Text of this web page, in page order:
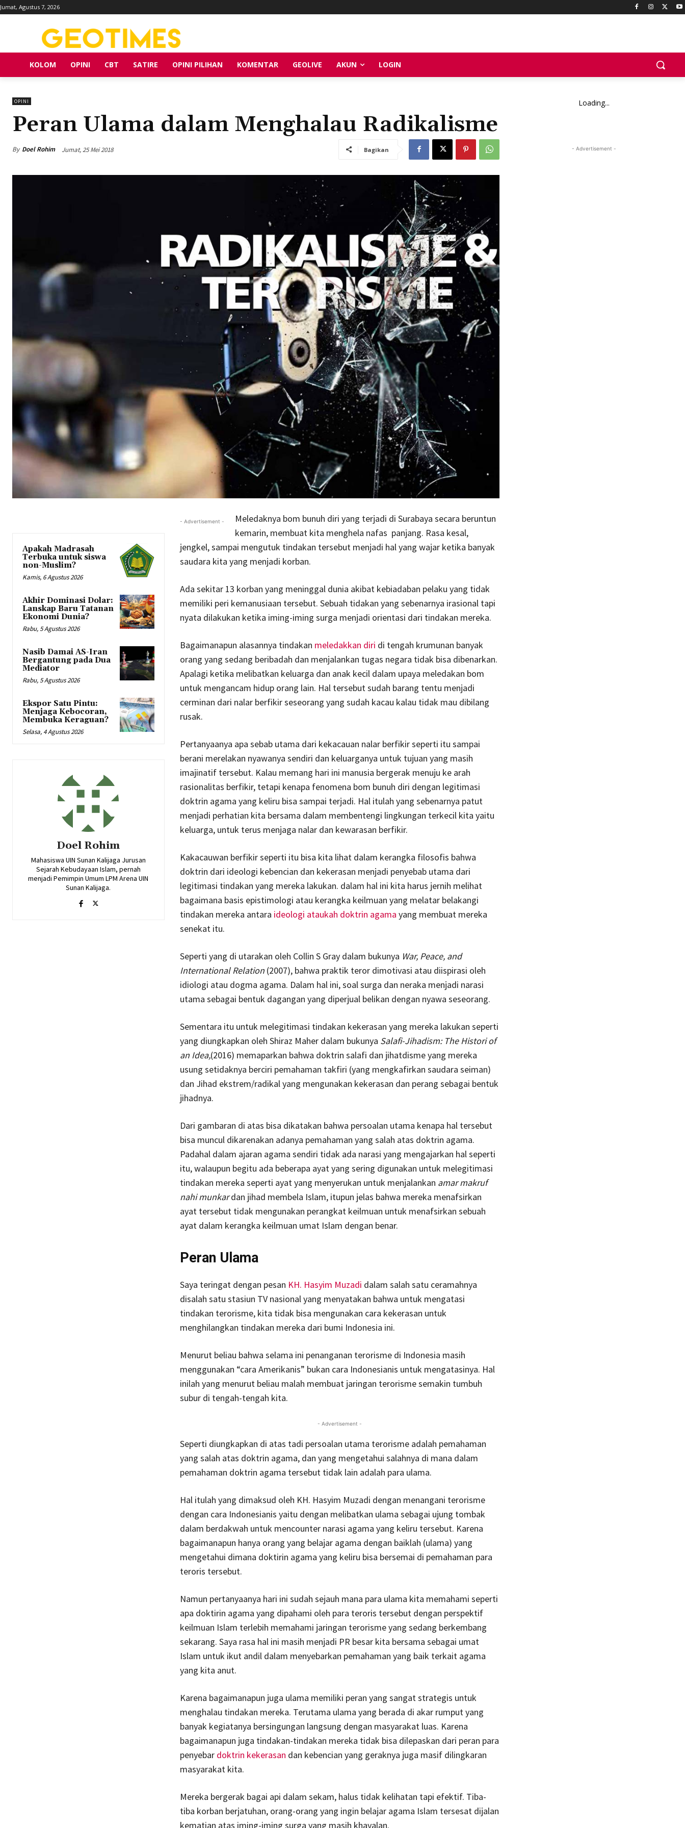
Jumat, Agustus 7, 2026
KOLOM OPINI CBT SATIRE OPINI PILIHAN KOMENTAR GEOLIVE AKUN LOGIN
OPINI
Peran Ulama dalam Menghalau Radikalisme
By Doel Rohim Jumat, 25 Mei 2018 Bagikan
Apakah Madrasah
Terbuka untuk siswa
non-Muslim?
Kamis, 6 Agustus 2026
Akhir Dominasi Dolar:
Lanskap Baru Tatanan
Ekonomi Dunia?
Rabu, 5 Agustus 2026
Nasib Damai AS-Iran
Bergantung pada Dua
Mediator
Rabu, 5 Agustus 2026
Ekspor Satu Pintu:
Menjaga Kebocoran,
Membuka Keraguan?
Selasa, 4 Agustus 2026
Doel Rohim
Mahasiswa UIN Sunan Kalijaga Jurusan
Sejarah Kebudayaan Islam, pernah
menjadi Pemimpin Umum LPM Arena UIN
Sunan Kalijaga.
- Advertisement -
Meledaknya bom bunuh diri yang terjadi di Surabaya secara beruntun
kemarin, membuat kita menghela nafas panjang. Rasa kesal,
jengkel, sampai mengutuk tindakan tersebut menjadi hal yang wajar ketika banyak
saudara kita yang menjadi korban.
Ada sekitar 13 korban yang meninggal dunia akibat kebiadaban pelaku yang tidak
memiliki peri kemanusiaan tersebut. Sebuah tidakan yang sebenarnya irasional tapi
nyata dilakukan ketika iming-iming surga menjadi orientasi dari tindakan mereka.
Bagaimanapun alasannya tindakan meledakkan diri di tengah krumunan banyak
orang yang sedang beribadah dan menjalankan tugas negara tidak bisa dibenarkan.
Apalagi ketika melibatkan keluarga dan anak kecil dalam upaya meledakan bom
untuk mengancam hidup orang lain. Hal tersebut sudah barang tentu menjadi
cerminan dari nalar berfikir seseorang yang sudah kacau kalau tidak mau dibilang
rusak.
Pertanyaanya apa sebab utama dari kekacauan nalar berfikir seperti itu sampai
berani merelakan nyawanya sendiri dan keluarganya untuk tujuan yang masih
imajinatif tersebut. Kalau memang hari ini manusia bergerak menuju ke arah
rasionalitas berfikir, tetapi kenapa fenomena bom bunuh diri dengan legitimasi
doktrin agama yang keliru bisa sampai terjadi. Hal itulah yang sebenarnya patut
menjadi perhatian kita bersama dalam membentengi lingkungan terkecil kita yaitu
keluarga, untuk terus menjaga nalar dan kewarasan berfikir.
Kakacauwan berfikir seperti itu bisa kita lihat dalam kerangka filosofis bahwa
doktrin dari ideologi kebencian dan kekerasan menjadi penyebab utama dari
legitimasi tindakan yang mereka lakukan. dalam hal ini kita harus jernih melihat
bagaimana basis epistimologi atau kerangka keilmuan yang melatar belakangi
tindakan mereka antara ideologi ataukah doktrin agama yang membuat mereka
senekat itu.
Seperti yang di utarakan oleh Collin S Gray dalam bukunya War, Peace, and
International Relation (2007), bahwa praktik teror dimotivasi atau diispirasi oleh
idiologi atau dogma agama. Dalam hal ini, soal surga dan neraka menjadi narasi
utama sebagai bentuk dagangan yang diperjual belikan dengan nyawa seseorang.
Sementara itu untuk melegitimasi tindakan kekerasan yang mereka lakukan seperti
yang diungkapkan oleh Shiraz Maher dalam bukunya Salafi-Jihadism: The Histori of
an Idea,(2016) memaparkan bahwa doktrin salafi dan jihatdisme yang mereka
usung setidaknya berciri pemahaman takfiri (yang mengkafirkan saudara seiman)
dan Jihad ekstrem/radikal yang mengunakan kekerasan dan perang sebagai bentuk
jihadnya.
Dari gambaran di atas bisa dikatakan bahwa persoalan utama kenapa hal tersebut
bisa muncul dikarenakan adanya pemahaman yang salah atas doktrin agama.
Padahal dalam ajaran agama sendiri tidak ada narasi yang mengajarkan hal seperti
itu, walaupun begitu ada beberapa ayat yang sering digunakan untuk melegitimasi
tindakan mereka seperti ayat yang menyerukan untuk menjalankan amar makruf
nahi munkardan jihad membela Islam, itupun jelas bahwa mereka menafsirkan
ayat tersebut tidak mengunakan perangkat keilmuan untuk menafsirkan sebuah
ayat dalam kerangka keilmuan umat Islam dengan benar.
Peran Ulama
Saya teringat dengan pesan KH. Hasyim Muzadi dalam salah satu ceramahnya
disalah satu stasiun TV nasional yang menyatakan bahwa untuk mengatasi
tindakan terorisme, kita tidak bisa mengunakan cara kekerasan untuk
menghilangkan tindakan mereka dari bumi Indonesia ini.
Menurut beliau bahwa selama ini penanganan terorisme di Indonesia masih
menggunakan “cara Amerikanis” bukan cara Indonesianis untuk mengatasinya. Hal
inilah yang menurut beliau malah membuat jaringan terorisme semakin tumbuh
subur di tengah-tengah kita.
- Advertisement -
Seperti diungkapkan di atas tadi persoalan utama terorisme adalah pemahaman
yang salah atas doktrin agama, dan yang mengetahui salahnya di mana dalam
pemahaman doktrin agama tersebut tidak lain adalah para ulama.
Hal itulah yang dimaksud oleh KH. Hasyim Muzadi dengan menangani terorisme
dengan cara Indonesianis yaitu dengan melibatkan ulama sebagai ujung tombak
dalam berdakwah untuk mencounter narasi agama yang keliru tersebut. Karena
bagaimanapun hanya orang yang belajar agama dengan baiklah (ulama) yang
mengetahui dimana doktirin agama yang keliru bisa bersemai di pemahaman para
teroris tersebut.
Namun pertanyaanya hari ini sudah sejauh mana para ulama kita memahami seperti
apa doktirin agama yang dipahami oleh para teroris tersebut dengan perspektif
keilmuan Islam terlebih memahami jaringan terorisme yang sedang berkembang
sekarang. Saya rasa hal ini masih menjadi PR besar kita bersama sebagai umat
Islam untuk ikut andil dalam menyebarkan pemahaman yang baik terkait agama
yang kita anut.
Karena bagaimanapun juga ulama memiliki peran yang sangat strategis untuk
menghalau tindakan mereka. Terutama ulama yang berada di akar rumput yang
banyak kegiatanya bersingungan langsung dengan masyarakat luas. Karena
bagaimanapun juga tindakan-tindakan mereka tidak bisa dilepaskan dari peran para
penyebar doktrin kekerasan dan kebencian yang geraknya juga masif dilingkaran
masyarakat kita.
Mereka bergerak bagai api dalam sekam, halus tidak kelihatan tapi efektif. Tiba-
tiba korban berjatuhan, orang-orang yang ingin belajar agama Islam tersesat dijalan
kematian atas iming-iming surga yang masih khayalan.
Loading...
- Advertisement -